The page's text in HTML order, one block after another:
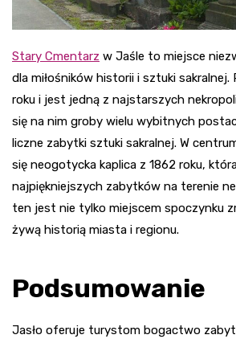
Stary Cmentarz w Jaśle to miejsce
dla miłośników historii i sztuki sakralnej.
roku i jest jedną z najstarszych
się na nim groby wielu wybitnych
liczne zabytki sztuki sakralnej. W
się neogotycka kaplica z 1862 roku,
najpiękniejszych zabytków na terenie
ten jest nie tylko miejscem spoczynku
żywą historią miasta i regionu.
Podsumowanie
Jasło oferuje turystom bogactwo